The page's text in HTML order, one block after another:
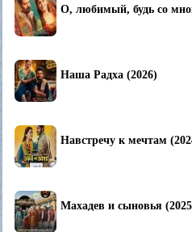
О, любимый, будь со
Наша Радха (2026)
Навстречу к мечтам
Махадев и сыновья